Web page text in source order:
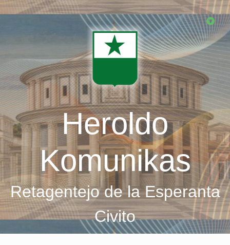
Skip
Heroldo
Komunikas
Retagentejo de la Esperanta
Civito